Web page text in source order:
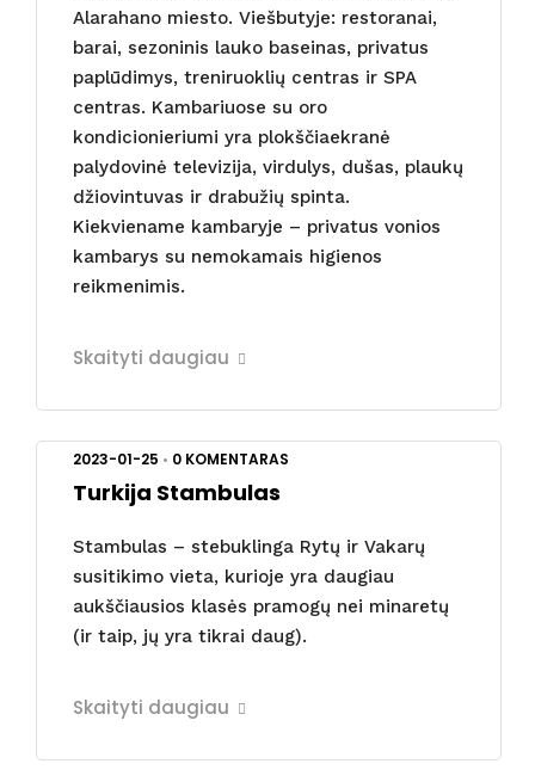
Alarahano miesto. Viešbutyje: restoranai,
barai, sezoninis lauko baseinas, privatus
paplūdimys, treniruoklių centras ir SPA
centras. Kambariuose su oro
kondicionieriumi yra plokščiaekranė
palydovinė televizija, virdulys, dušas, plaukų
džiovintuvas ir drabužių spinta.
Kiekviename kambaryje – privatus vonios
kambarys su nemokamais higienos
reikmenimis.
Skaityti daugiau
2023-01-25 • 0 KOMENTARAS
Turkija Stambulas
Stambulas – stebuklinga Rytų ir Vakarų
susitikimo vieta, kurioje yra daugiau
aukščiausios klasės pramogų nei minaretų
(ir taip, jų yra tikrai daug).
Skaityti daugiau